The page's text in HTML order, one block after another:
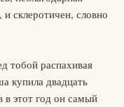
склеротичен, словно
тобой распахивая
купила двадцать
в этот год он самый